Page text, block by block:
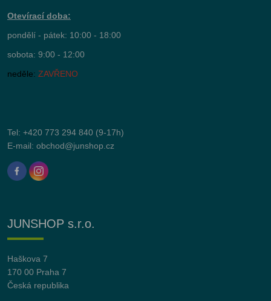
Otevírací doba:
pondělí - pátek: 10:00 - 18:00
sobota: 9:00 - 12:00
neděle: ZAVŘENO
Tel: +420 773 294 840 (9-17h)
E-mail: obchod@junshop.cz
JUNSHOP s.r.o.
Haškova 7
170 00 Praha 7
Česká republika